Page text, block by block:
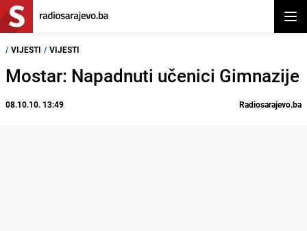
/ VIJESTI / VIJESTI
Mostar: Napadnuti učenici Gimnazije
08.10.10. 13:49 Radiosarajevo.ba